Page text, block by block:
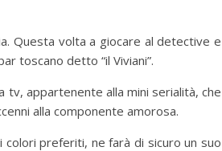
Questa volta a giocare al detective e
toscano detto “il Viviani”.
tv, appartenente alla mini serialità, che
alla componente amorosa.
preferiti, ne farà di sicuro un suo